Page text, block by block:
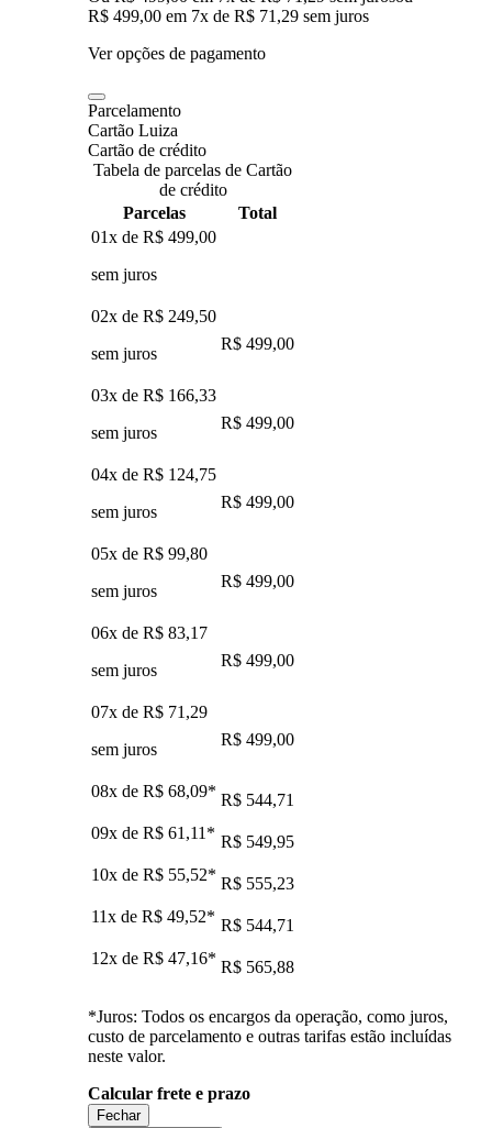
R$ 499,00 em 7x de R$ 71,29 sem juros
Ver opções de pagamento
Parcelamento
Cartão Luiza
Cartão de crédito
Tabela de parcelas de Cartão
de crédito
Parcelas
Total
01x de R$ 499,00
sem juros
02x de R$ 249,50
sem juros
R$ 499,00
03x de R$ 166,33
sem juros
R$ 499,00
04x de R$ 124,75
sem juros
R$ 499,00
05x de R$ 99,80
sem juros
R$ 499,00
06x de R$ 83,17
sem juros
R$ 499,00
07x de R$ 71,29
sem juros
R$ 499,00
08x de R$ 68,09* R$ 544,71
09x de R$ 61,11 * R$ 549,95
10x de R$ 55,52* R$ 555,23
11x de R$ 49,52* R$ 544,71
12x de R$ 47,16* R$ 565,88
*Juros: Todos os encargos da operação, como juros,
custo de parcelamento e outras tarifas estão incluídas
neste valor.
Calcular frete e prazo
Fechar